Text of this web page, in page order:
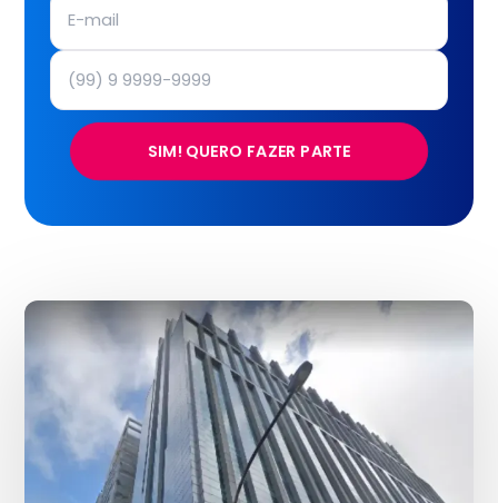
SIM! QUERO FAZER PARTE